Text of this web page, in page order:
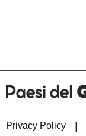
Privacy Policy |